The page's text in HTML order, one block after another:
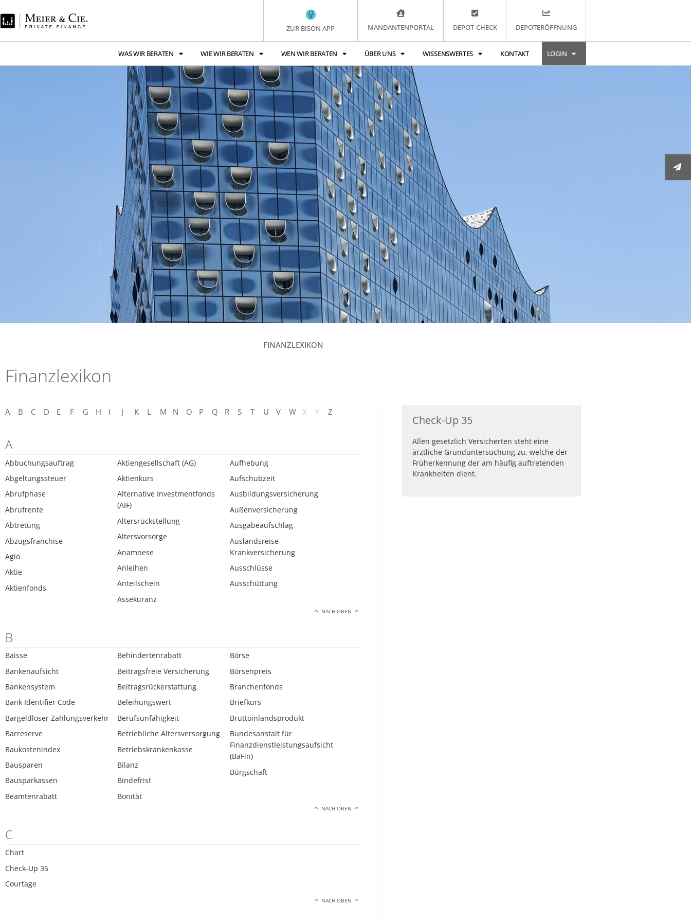
ZUR BISON APP MANDANTENPORTAL DEPOT-CHECK DEPOTERÖFFNUNG
WAS WIR BERATEN WIE WIR BERATEN WEN WIR BERATEN ÜBER UNS WISSENSWERTES KONTAKT LOGIN
FINANZLEXIKON
Finanzlexikon
A B C D E F G H I J K L M N O P Q R S T U V W X Y Z
A
Abbuchungsauftrag
Abgeltungssteuer
Abrufphase
Abrufrente
Abtretung
Abzugsfranchise
Agio
Aktie
Aktienfonds
Aktiengesellschaft (AG)
Aktienkurs
Alternative Investmentfonds
(AIF)
Altersrückstellung
Altersvorsorge
Anamnese
Anleihen
Anteilschein
Assekuranz
Aufhebung
Aufschubzeit
Ausbildungsversicherung
Außenversicherung
Ausgabeaufschlag
Auslandsreise-
Krankversicherung
Ausschlüsse
Ausschüttung
NACH OBEN
B
Baisse
Bankenaufsicht
Bankensystem
Bank Identifier Code
Bargeldloser Zahlungsverkehr
Barreserve
Baukostenindex
Bausparen
Bausparkassen
Beamtenrabatt
Behindertenrabatt
Beitragsfreie Versicherung
Beitragsrückerstattung
Beleihungswert
Berufsunfähigkeit
Betriebliche Altersversorgung
Betriebskrankenkasse
Bilanz
Bindefrist
Bonität
Börse
Börsenpreis
Branchenfonds
Briefkurs
Bruttoinlandsprodukt
Bundesanstalt für
Finanzdienstleistungsaufsicht
(BaFin)
Bürgschaft
NACH OBEN
C
Chart
Check-Up 35
Courtage
NACH OBEN
Check-Up 35
Allen gesetzlich Versicherten steht eine
ärztliche Grunduntersuchung zu, welche der
Früherkennung der am häufig auftretenden
Krankheiten dient.